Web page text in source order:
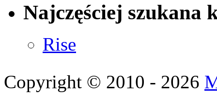
Najczęściej szukana
Rise
Copyright © 2010 - 2026